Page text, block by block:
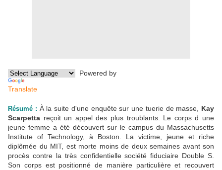
Powered by
Translate
Résumé : À la suite d'une enquête sur une tuerie de masse, Kay
Scarpetta reçoit un appel des plus troublants. Le corps d une
jeune femme a été découvert sur le campus du Massachusetts
Institute of Technology, à Boston. La victime, jeune et riche
diplômée du MIT, est morte moins de deux semaines avant son
procès contre la très confidentielle société fiduciaire Double S.
Son corps est positionné de manière particulière et recouvert